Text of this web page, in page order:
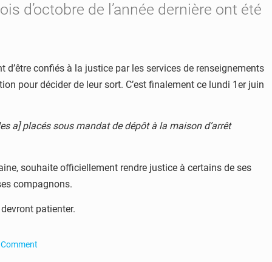
d’octobre de l’année dernière ont été
confiés à la justice par les services de renseignements
pour décider de leur sort. C’est finalement ce lundi 1er juin
a] placés sous mandat de dépôt à la maison d’arrêt
souhaite officiellement rendre justice à certains de ses
compagnons.
patienter.